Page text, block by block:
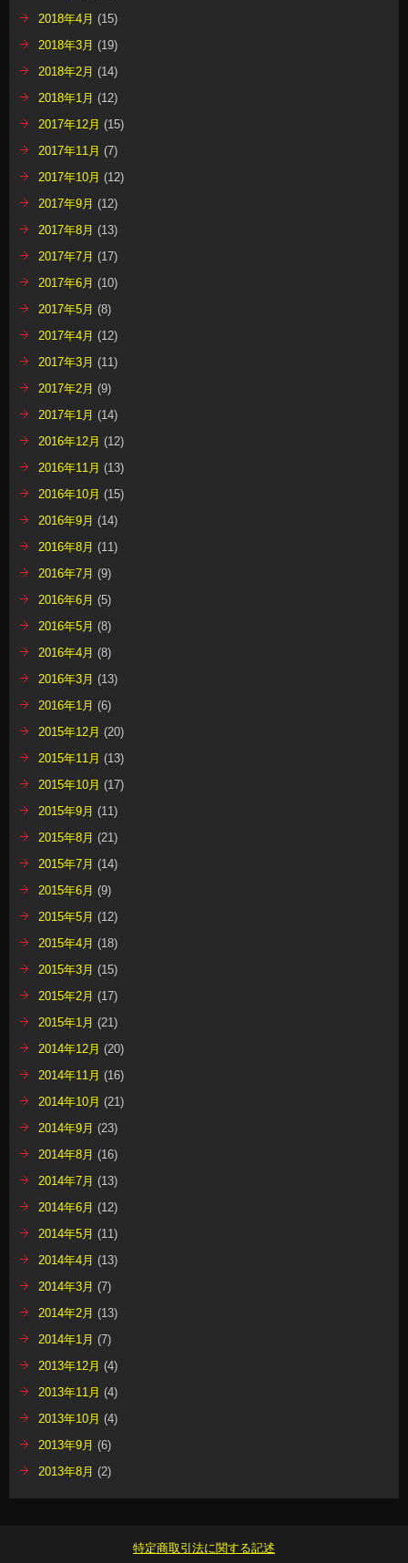
2018年4月 (15)
2018年3月 (19)
2018年2月 (14)
2018年1月 (12)
2017年12月 (15)
2017年11月 (7)
2017年10月 (12)
2017年9月 (12)
2017年8月 (13)
2017年7月 (17)
2017年6月 (10)
2017年5月 (8)
2017年4月 (12)
2017年3月 (11)
2017年2月 (9)
2017年1月 (14)
2016年12月 (12)
2016年11月 (13)
2016年10月 (15)
2016年9月 (14)
2016年8月 (11)
2016年7月 (9)
2016年6月 (5)
2016年5月 (8)
2016年4月 (8)
2016年3月 (13)
2016年1月 (6)
2015年12月 (20)
2015年11月 (13)
2015年10月 (17)
2015年9月 (11)
2015年8月 (21)
2015年7月 (14)
2015年6月 (9)
2015年5月 (12)
2015年4月 (18)
2015年3月 (15)
2015年2月 (17)
2015年1月 (21)
2014年12月 (20)
2014年11月 (16)
2014年10月 (21)
2014年9月 (23)
2014年8月 (16)
2014年7月 (13)
2014年6月 (12)
2014年5月 (11)
2014年4月 (13)
2014年3月 (7)
2014年2月 (13)
2014年1月 (7)
2013年12月 (4)
2013年11月 (4)
2013年10月 (4)
2013年9月 (6)
2013年8月 (2)
特定商取引法に関する記述